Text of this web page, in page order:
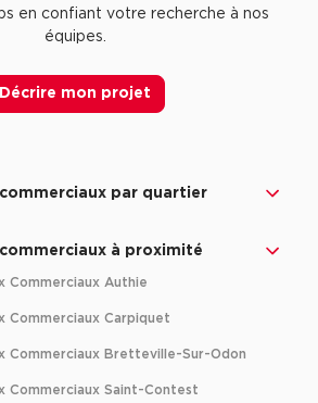
Lyon
avec services
- Cordeliers (Lyon)
en confiant votre recherche à nos
équipes.
Décrire mon projet
par quartier
à proximité
Commerciaux Authie
Commerciaux Carpiquet
Commerciaux Bretteville-Sur-Odon
Commerciaux Saint-Contest